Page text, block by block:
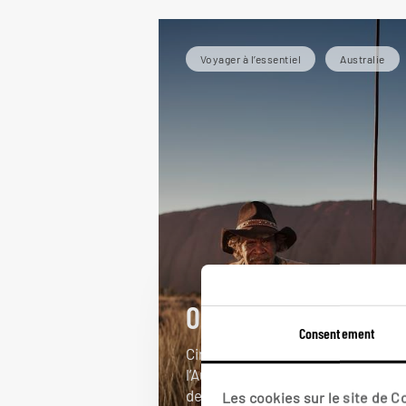
Consentement
Les cookies sur le site de
Voyager à l’essentiel Australie
OZ essentiel
Circuit autotour best-of de
l’Australie : Sydney, Uluru, barrière
de corail...